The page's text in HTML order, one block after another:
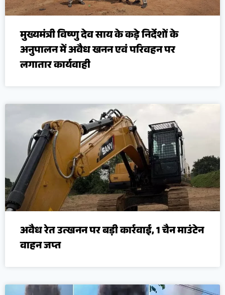
मुख्यमंत्री विष्णु देव साय के कड़े निर्देशों के
अनुपालन में अवैध खनन एवं परिवहन पर
लगातार कार्यवाही
अवैध रेत उत्खनन पर बड़ी कार्रवाई, 1 चैन माउंटेन
वाहन जप्त